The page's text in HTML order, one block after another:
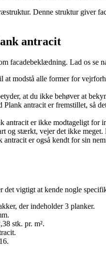
Denne struktur giver
antracit
facadebeklædning. Lad os se
at modstå alle former for
at du ikke behøver at
Plank antracit er fremstillet, så
antracit er ikke modtageligt
og stærkt, vejer det ikke
antracit er også kendt for sin
vigtigt at kende nogle
der indeholder 3 planker.
stk. pr. m².